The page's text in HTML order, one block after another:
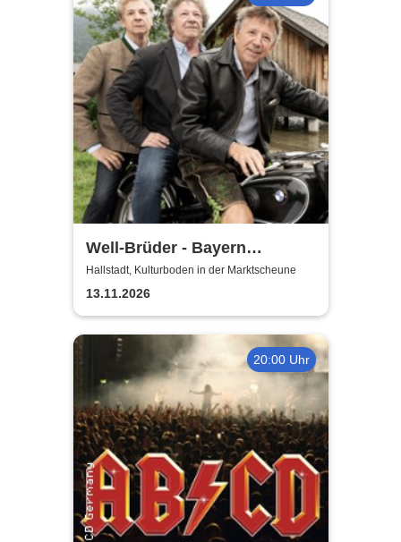
Well-Brüder - Bayern
Unplugged
Hallstadt, Kulturboden in der Marktscheune
13.11.2026
20:00 Uhr